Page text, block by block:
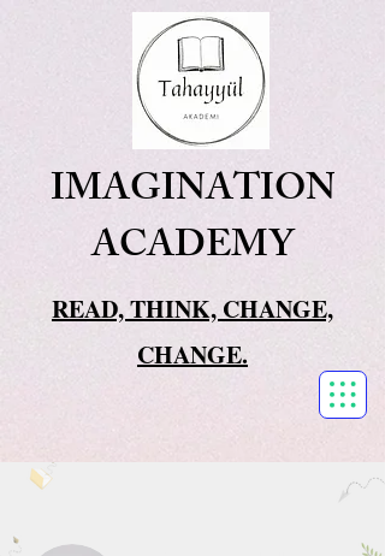
IMAGINATION
ACADEMY
READ, THINK, CHANGE,
CHANGE.